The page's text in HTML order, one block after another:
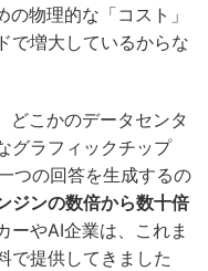
物理的な「コスト」
で増大しているからな
どこかのデータセンタ
グラフィックチップ
つの回答を生成するの
ジンの数倍から数十倍
ーやAI企業は、これま
で提供してきました